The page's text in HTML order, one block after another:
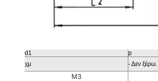
d1 p
χμ
- Δεν ξέρω.
M3